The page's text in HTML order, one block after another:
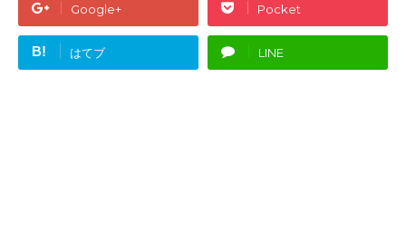
Google+ Pocket
B! はてブ LINE